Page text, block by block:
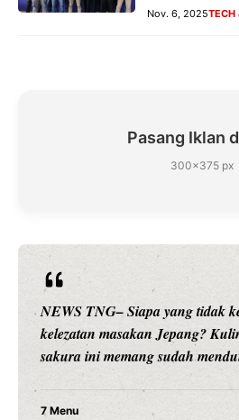
Nov. 6, 2025TECH
Pasang Iklan
300×375 px
NEWS TNG– Siapa
hiburan, Nunung
merambah dunia kuliner
Nunung Srimulat